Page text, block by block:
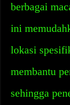
berbagai
ini
lokasi
membantu
sehingga